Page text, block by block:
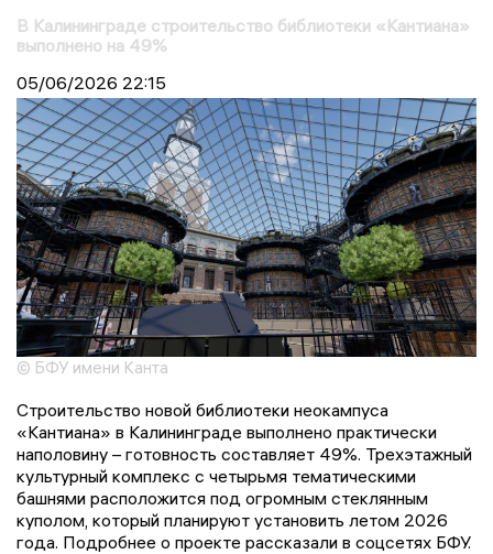
В Калининграде строительство библиотеки «Кантиана»
выполнено на 49%
05/06/2026 22:15
© БФУ имени Канта
Строительство новой библиотеки неокампуса
«Кантиана» в Калининграде выполнено практически
наполовину – готовность составляет 49%. Трехэтажный
культурный комплекс с четырьмя тематическими
башнями расположится под огромным стеклянным
куполом, который планируют установить летом 2026
года. Подробнее о проекте рассказали в соцсетях БФУ.